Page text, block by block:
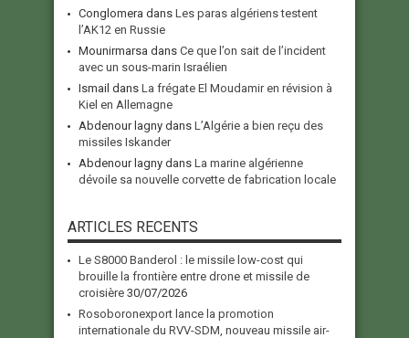
Conglomera dans Les paras algériens testent
l’AK12 en Russie
Mounirmarsa dans Ce que l’on sait de l’incident
avec un sous-marin Israélien
Ismail dans La frégate El Moudamir en révision à
Kiel en Allemagne
Abdenour lagny dans L’Algérie a bien reçu des
missiles Iskander
Abdenour lagny dans La marine algérienne
dévoile sa nouvelle corvette de fabrication locale
ARTICLES RECENTS
Le S8000 Banderol : le missile low-cost qui
brouille la frontière entre drone et missile de
croisière 30/07/2026
Rosoboronexport lance la promotion
internationale du RVV-SDM, nouveau missile air-